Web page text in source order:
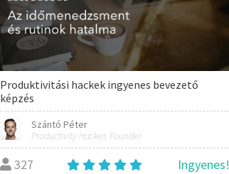
Produktivitási hackek ingyenes bevezető
képzés
Szántó Péter
Productivity Hacker, Founder
327 Ingyenes!